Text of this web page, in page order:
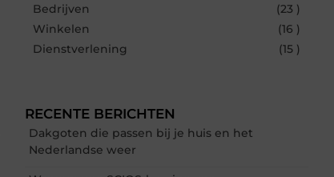
Bedrijven
(23 )
Winkelen
(16 )
Dienstverlening
(15 )
RECENTE BERICHTEN
Dakgoten die passen bij je huis en het
Nederlandse weer